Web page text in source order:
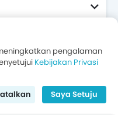
Privasi Aplikasi Opsee
pengalaman
Kebijakan Privasi
Saya Setuju